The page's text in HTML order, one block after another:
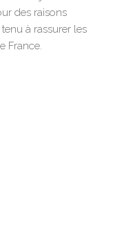
des raisons
à rassurer les
France.